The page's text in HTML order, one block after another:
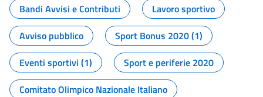
Bandi Avvisi e Contributi
Lavoro sportivo
Avviso pubblico
Sport Bonus 2020 (1)
Eventi sportivi (1)
Sport e periferie 2020
Comitato Olimpico Nazionale Italiano